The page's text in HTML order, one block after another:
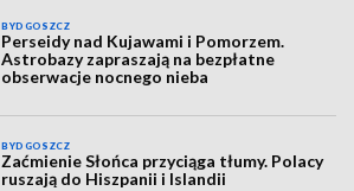
BYDGOSZCZ
Perseidy nad Kujawami i Pomorzem.
Astrobazy zapraszają na bezpłatne
obserwacje nocnego nieba
BYDGOSZCZ
Zaćmienie Słońca przyciąga tłumy. Polacy
ruszają do Hiszpanii i Islandii